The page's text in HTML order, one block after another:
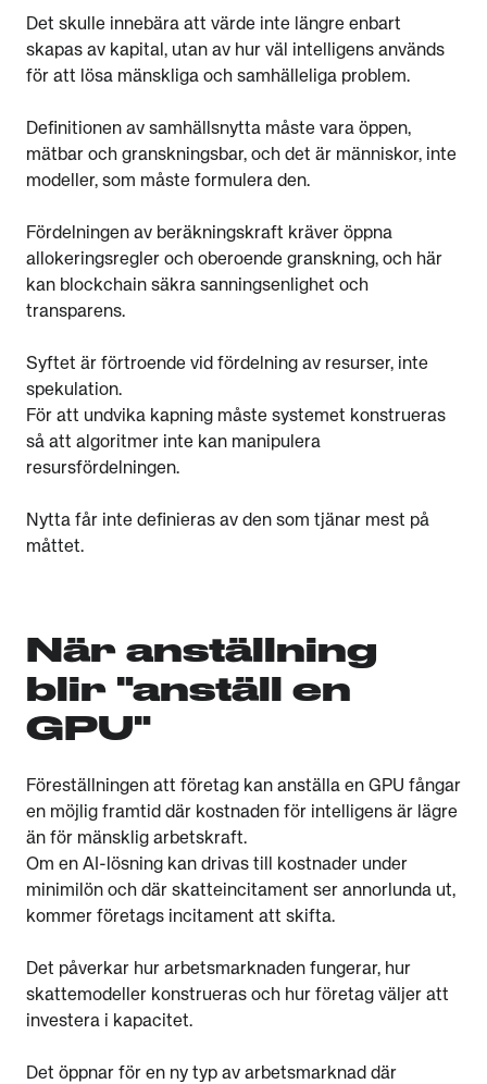
Det skulle innebära att värde inte längre enbart
skapas av kapital, utan av hur väl intelligens används
för att lösa mänskliga och samhälleliga problem.
Definitionen av samhällsnytta måste vara öppen,
mätbar och granskningsbar, och det är människor, inte
modeller, som måste formulera den.
Fördelningen av beräkningskraft kräver öppna
allokeringsregler och oberoende granskning, och här
kan blockchain säkra sanningsenlighet och
transparens.
Syftet är förtroende vid fördelning av resurser, inte
spekulation.
För att undvika kapning måste systemet konstrueras
så att algoritmer inte kan manipulera
resursfördelningen.
Nytta får inte definieras av den som tjänar mest på
måttet.
När anställning
blir "anställ en
GPU"
Föreställningen att företag kan anställa en GPU fångar
en möjlig framtid där kostnaden för intelligens är lägre
än för mänsklig arbetskraft.
Om en AI-lösning kan drivas till kostnader under
minimilön och där skatteincitament ser annorlunda ut,
kommer företags incitament att skifta.
Det påverkar hur arbetsmarknaden fungerar, hur
skattemodeller konstrueras och hur företag väljer att
investera i kapacitet.
Det öppnar för en ny typ av arbetsmarknad där